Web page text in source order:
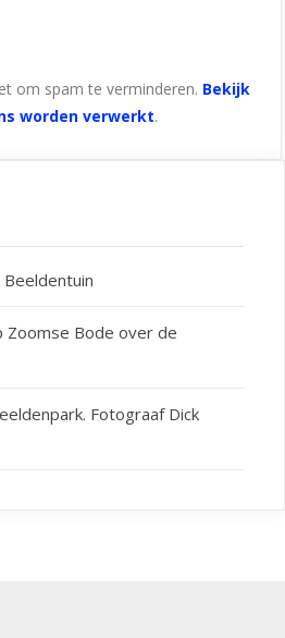
om spam te verminderen. Bekijk
worden verwerkt.
Zoomse Bode over de
Fotograaf Dick